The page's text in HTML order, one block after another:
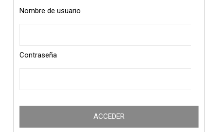
Nombre de usuario
Contraseña